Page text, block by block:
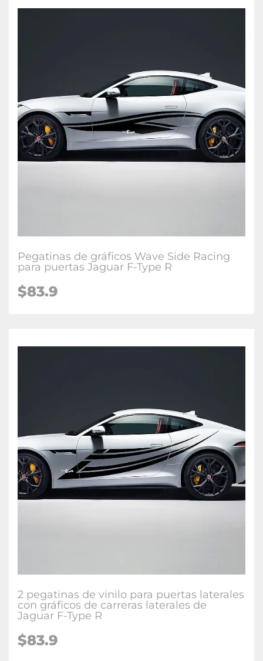
Pegatinas de gráficos Wave Side Racing
para puertas Jaguar F-Type R
$83.9
2 pegatinas de vinilo para puertas laterales
con gráficos de carreras laterales de
Jaguar F-Type R
$83.9